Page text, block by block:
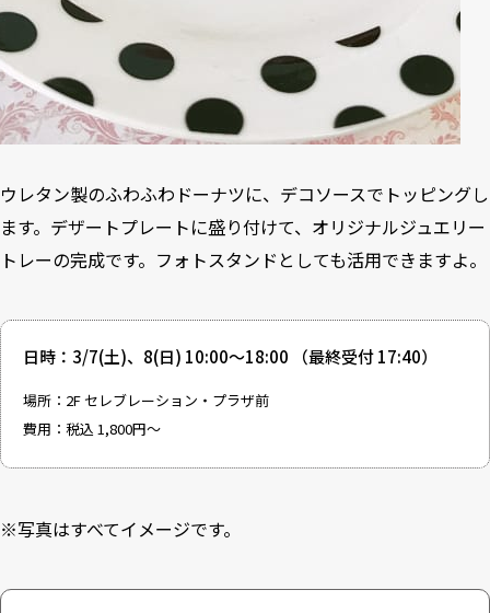
ウレタン製のふわふわドーナツに、デコソースでトッピングし
ます。デザートプレートに盛り付けて、オリジナルジュエリー
トレーの完成です。フォトスタンドとしても活用できますよ。
日時：3/7(土)、8(日) 10:00～18:00 （最終受付 17:40）
場所：2F セレブレーション・プラザ前
費用：税込 1,800円～
※写真はすべてイメージです。